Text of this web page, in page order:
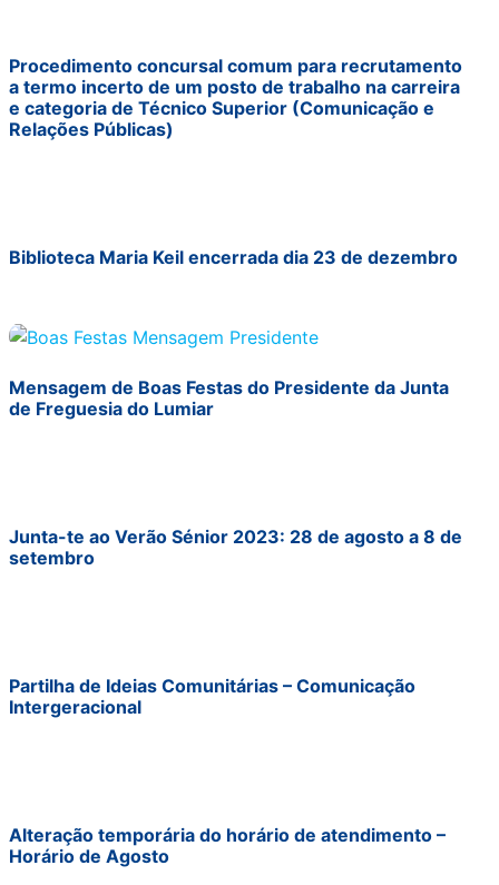
Procedimento concursal comum para recrutamento
a termo incerto de um posto de trabalho na carreira
e categoria de Técnico Superior (Comunicação e
Relações Públicas)
Biblioteca Maria Keil encerrada dia 23 de dezembro
Mensagem de Boas Festas do Presidente da Junta
de Freguesia do Lumiar
Junta-te ao Verão Sénior 2023: 28 de agosto a 8 de
setembro
Partilha de Ideias Comunitárias – Comunicação
Intergeracional
Alteração temporária do horário de atendimento –
Horário de Agosto